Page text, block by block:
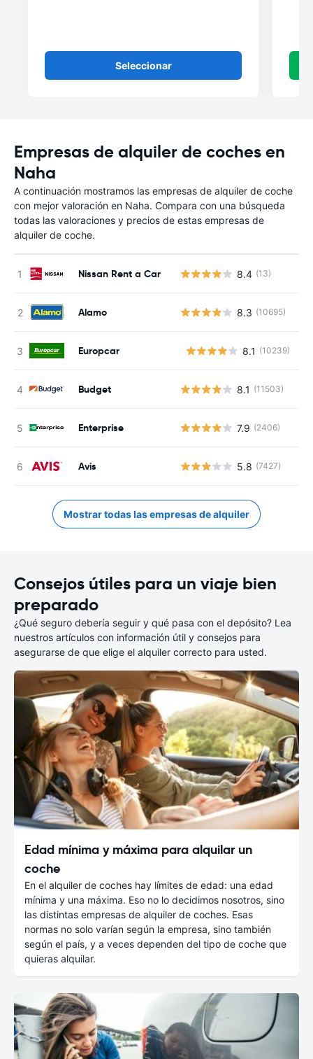
Seleccionar
Empresas de alquiler de coches en
Naha
A continuación mostramos las empresas de alquiler de coche
con mejor valoración en Naha. Compara con una búsqueda
todas las valoraciones y precios de estas empresas de
alquiler de coche.
Nissan Rent a Car 8.4 (13)
Alamo 8.3 (10695)
Europcar 8.1 (10239)
Budget 8.1 (11503)
Enterprise 7.9 (2406)
Avis 5.8 (7427)
Mostrar todas las empresas de alquiler
Consejos útiles para un viaje bien
preparado
¿Qué seguro debería seguir y qué pasa con el depósito? Lea
nuestros artículos con información útil y consejos para
asegurarse de que elige el alquiler correcto para usted.
Edad mínima y máxima para alquilar un
coche
En el alquiler de coches hay límites de edad: una edad
mínima y una máxima. Eso no lo decidimos nosotros, sino
las distintas empresas de alquiler de coches. Esas
normas no solo varían según la empresa, sino también
según el país, y a veces dependen del tipo de coche que
quieras alquilar.